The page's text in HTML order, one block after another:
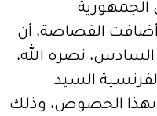
الجمهورية
القصاصة، أن
نصره الله،
السيد
بهذا الخصوص، وذلك